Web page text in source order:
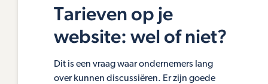
Tarieven op je
website: wel of niet?
Dit is een vraag waar ondernemers lang
over kunnen discussiëren. Er zijn goede